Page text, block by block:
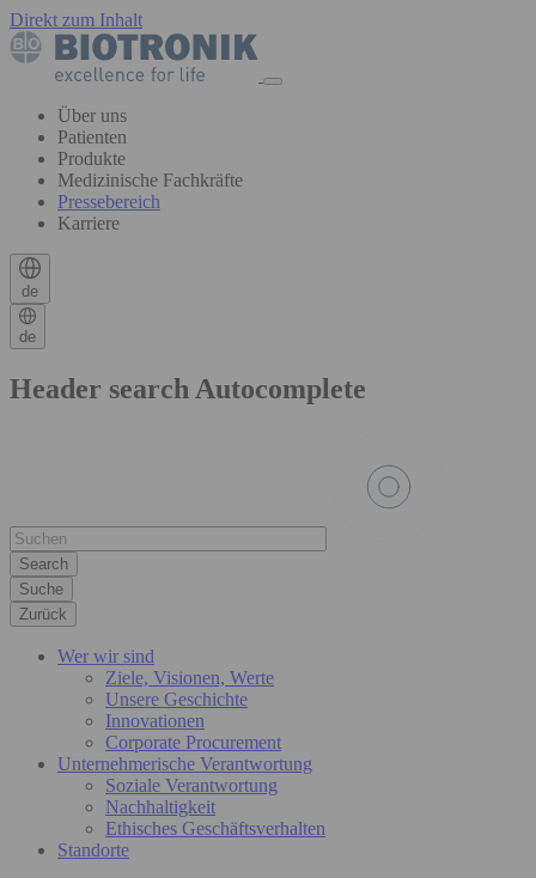
Direkt zum Inhalt
Über uns
Patienten
Produkte
Medizinische Fachkräfte
Pressebereich
Karriere
de
de
Header search Autocomplete
Suche
Zurück
Wer wir sind
Ziele, Visionen, Werte
Unsere Geschichte
Innovationen
Corporate Procurement
Unternehmerische Verantwortung
Soziale Verantwortung
Nachhaltigkeit
Ethisches Geschäftsverhalten
Standorte